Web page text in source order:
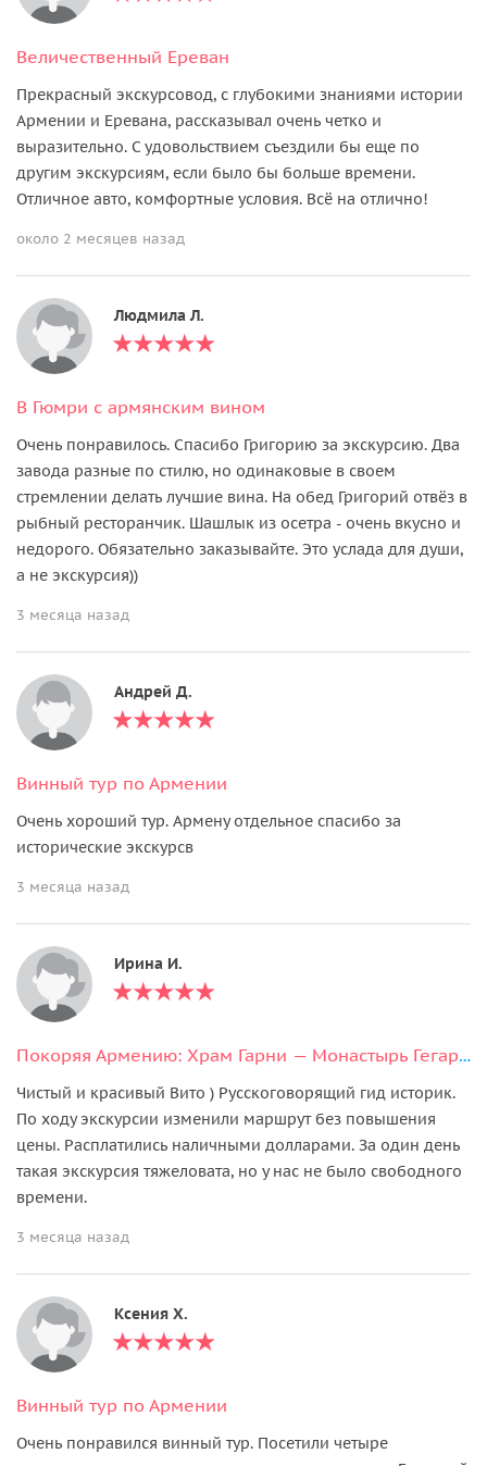
Величественный Ереван
Прекрасный экскурсовод, с глубокими знаниями истории
Армении и Еревана, рассказывал очень четко и
выразительно. С удовольствием съездили бы еще по
другим экскурсиям, если было бы больше времени.
Отличное авто, комфортные условия. Всё на отлично!
около 2 месяцев назад
Людмила Л.
В Гюмри с армянским вином
Очень понравилось. Спасибо Григорию за экскурсию. Два
завода разные по стилю, но одинаковые в своем
стремлении делать лучшие вина. На обед Григорий отвёз в
рыбный ресторанчик. Шашлык из осетра - очень вкусно и
недорого. Обязательно заказывайте. Это услада для души,
а не экскурсия))
3 месяца назад
Андрей Д.
Винный тур по Армении
Очень хороший тур. Армену отдельное спасибо за
исторические экскурсв
3 месяца назад
Ирина И.
Покоряя Армению: Храм Гарни — Монастырь Гегард — Цахкадзор — Озеро Севан
Чистый и красивый Вито ) Русскоговорящий гид историк.
По ходу экскурсии изменили маршрут без повышения
цены. Расплатились наличными долларами. За один день
такая экскурсия тяжеловата, но у нас не было свободного
времени.
3 месяца назад
Ксения Х.
Винный тур по Армении
Очень понравился винный тур. Посетили четыре